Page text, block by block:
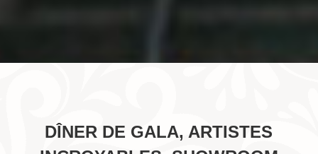
DÎNER DE GALA, ARTISTES